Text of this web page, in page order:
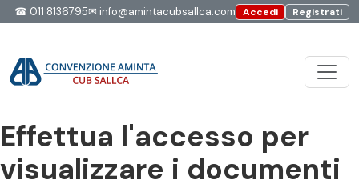
☎ 011 8136795✉ info@amintacubsallca.com Accedi Registrati
Effettua l'accesso per
visualizzare i documenti